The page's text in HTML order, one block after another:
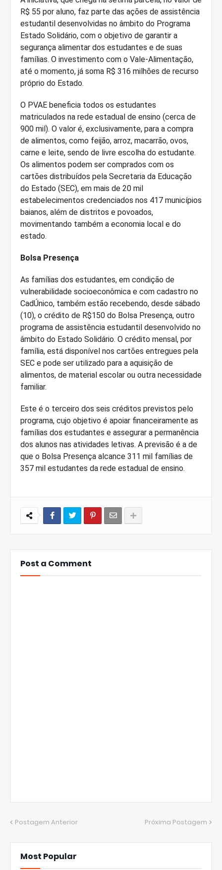
R$ 55 por aluno, faz parte das ações de assistência
estudantil desenvolvidas no âmbito do Programa
Estado Solidário, com o objetivo de garantir a
segurança alimentar dos estudantes e de suas
famílias. O investimento com o Vale-Alimentação,
até o momento, já soma R$ 316 milhões de recurso
próprio do Estado.
O PVAE beneficia todos os estudantes
matriculados na rede estadual de ensino (cerca de
900 mil). O valor é, exclusivamente, para a compra
de alimentos, como feijão, arroz, macarrão, ovos,
carne e leite, sendo de livre escolha do estudante.
Os alimentos podem ser comprados com os
cartões distribuídos pela Secretaria da Educação
do Estado (SEC), em mais de 20 mil
estabelecimentos credenciados nos 417 municípios
baianos, além de distritos e povoados,
movimentando também a economia local e do
estado.
Bolsa Presença
As famílias dos estudantes, em condição de
vulnerabilidade socioeconômica e com cadastro no
CadÚnico, também estão recebendo, desde sábado
(10), o crédito de R$150 do Bolsa Presença, outro
programa de assistência estudantil desenvolvido no
âmbito do Estado Solidário. O crédito mensal, por
família, está disponível nos cartões entregues pela
SEC e pode ser utilizado para a aquisição de
alimentos, de material escolar ou outra necessidade
familiar.
Este é o terceiro dos seis créditos previstos pelo
programa, cujo objetivo é apoiar financeiramente as
famílias dos estudantes e assegurar a permanência
dos alunos nas atividades letivas. A previsão é a de
que o Bolsa Presença alcance 311 mil famílias de
357 mil estudantes da rede estadual de ensino.
Post a Comment
Postagem Anterior Próxima Postagem
Most Popular